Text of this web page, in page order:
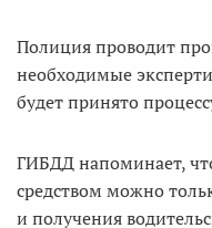
Полиция проводит
необходимые
будет принято
ГИБДД напоминает,
средством можно
и получения